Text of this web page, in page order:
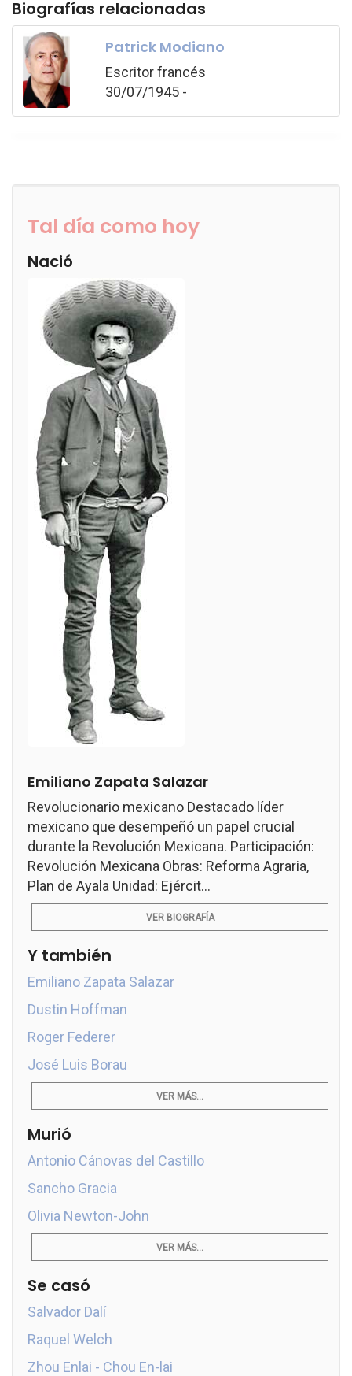
Biografías relacionadas
Patrick Modiano
Escritor francés
30/07/1945 -
Tal día como hoy
Nació
Emiliano Zapata Salazar
Revolucionario mexicano Destacado líder
mexicano que desempeñó un papel crucial
durante la Revolución Mexicana. Participación:
Revolución Mexicana Obras: Reforma Agraria,
Plan de Ayala Unidad: Ejércit...
VER BIOGRAFÍA
Y también
Emiliano Zapata Salazar
Dustin Hoffman
Roger Federer
José Luis Borau
VER MÁS...
Murió
Antonio Cánovas del Castillo
Sancho Gracia
Olivia Newton-John
VER MÁS...
Se casó
Salvador Dalí
Raquel Welch
Zhou Enlai - Chou En-lai